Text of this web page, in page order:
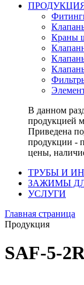
Краны
В данном
продукцией
Приведена
продукции -
цены,
ТРУБЫ И
ЗАЖИМЫ
УСЛУГИ
Главная страница
Продукция
SAF-5-